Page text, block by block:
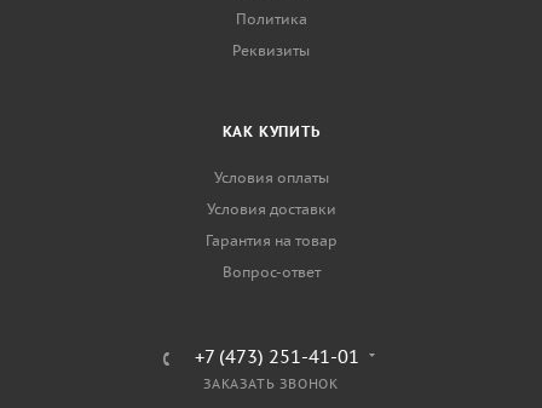
Политика
Реквизиты
КАК КУПИТЬ
Условия оплаты
Условия доставки
Гарантия на товар
Вопрос-ответ
+7 (473) 251-41-01
ЗАКАЗАТЬ ЗВОНОК